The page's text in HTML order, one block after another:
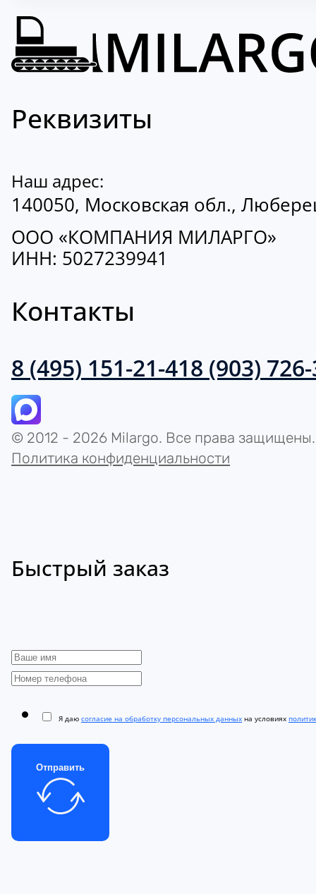
Реквизиты
Наш адрес:
140050, Московская обл.,
ООО «КОМПАНИЯ МИЛАРГО»
ИНН: 5027239941
Контакты
8 (495) 151-21-418 (903)
© 2012 - 2026 Milargo. Все права защищены.
Политика конфиденциальности
Быстрый заказ
Я даю согласие на обработку персональных данных на условиях
Отправить